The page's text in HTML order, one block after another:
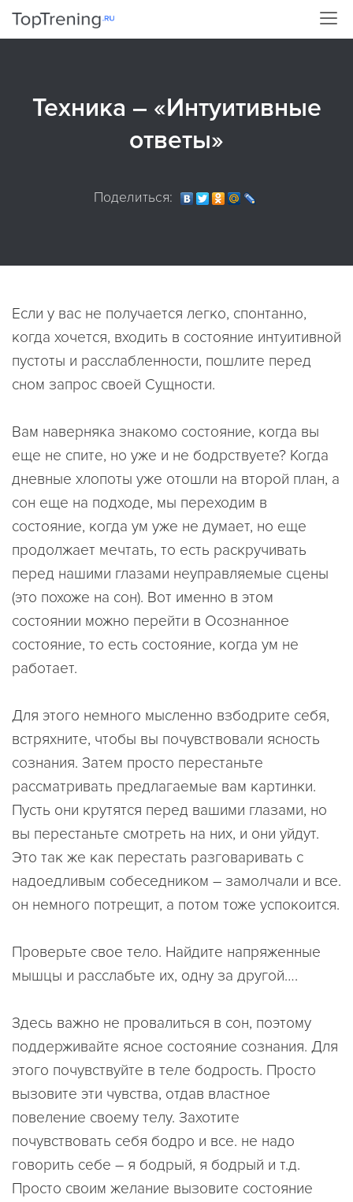
Техника – «Интуитивные
ответы»
Поделиться:
Если у вас не получается легко, спонтанно,
когда хочется, входить в состояние интуитивной
пустоты и расслабленности, пошлите перед
сном запрос своей Сущности.
Вам наверняка знакомо состояние, когда вы
еще не спите, но уже и не бодрствуете? Когда
дневные хлопоты уже отошли на второй план, а
сон еще на подходе, мы переходим в
состояние, когда ум уже не думает, но еще
продолжает мечтать, то есть раскручивать
перед нашими глазами неуправляемые сцены
(это похоже на сон). Вот именно в этом
состоянии можно перейти в Осознанное
состояние, то есть состояние, когда ум не
работает.
Для этого немного мысленно взбодрите себя,
встряхните, чтобы вы почувствовали ясность
сознания. Затем просто перестаньте
рассматривать предлагаемые вам картинки.
Пусть они крутятся перед вашими глазами, но
вы перестаньте смотреть на них, и они уйдут.
Это так же как перестать разговаривать с
надоедливым собеседником – замолчали и все.
он немного потрещит, а потом тоже успокоится.
Проверьте свое тело. Найдите напряженные
мышцы и расслабьте их, одну за другой….
Здесь важно не провалиться в сон, поэтому
поддерживайте ясное состояние сознания. Для
этого почувствуйте в теле бодрость. Просто
вызовите эти чувства, отдав властное
повеление своему телу. Захотите
почувствовать себя бодро и все. не надо
говорить себе – я бодрый, я бодрый и т.д.
Просто своим желание вызовите состояние